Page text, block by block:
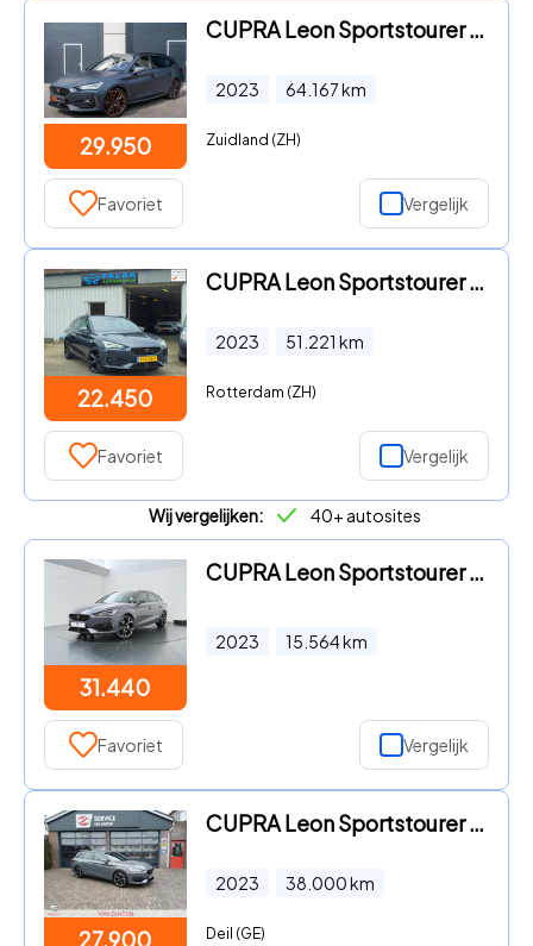
29.950
CUPRA Leon Sportstourer - 2.0 TSI 245PK Camera|Sfeer|BOMVOL
2023 64.167km
Zuidland (ZH)
Favoriet Vergelijk
22.450
CUPRA Leon Sportstourer - 1.4 e-Hybrid Essential
2023 51.221 km
Rotterdam (ZH)
Favoriet Vergelijk
Wij vergelijken: 40+ autosites
31.440
CUPRA Leon Sportstourer - 1.4 e-Hybrid VZ Adrenaline
2023 15.564km
Favoriet Vergelijk
27.900
CUPRA Leon Sportstourer - 1.4 e-Hybrid + 19 inch + Graphene Grey
2023 38.000km
Deil (GE)